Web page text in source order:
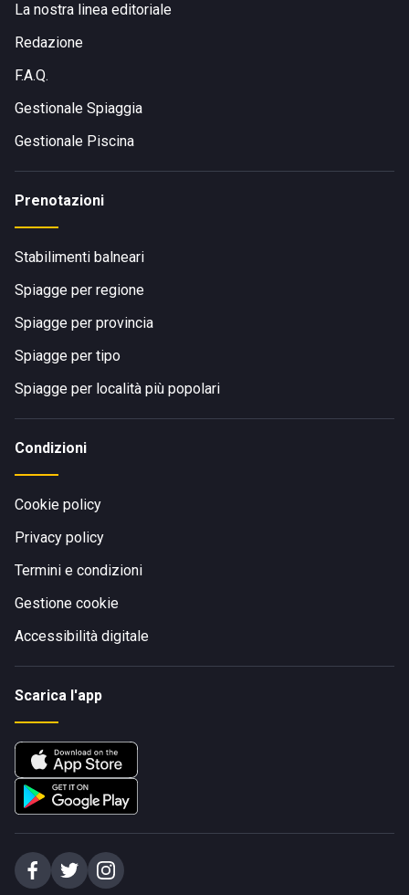
La nostra linea editoriale
Redazione
F.A.Q.
Gestionale Spiaggia
Gestionale Piscina
Prenotazioni
Stabilimenti balneari
Spiagge per regione
Spiagge per provincia
Spiagge per tipo
Spiagge per località più popolari
Condizioni
Cookie policy
Privacy policy
Termini e condizioni
Gestione cookie
Accessibilità digitale
Scarica l'app